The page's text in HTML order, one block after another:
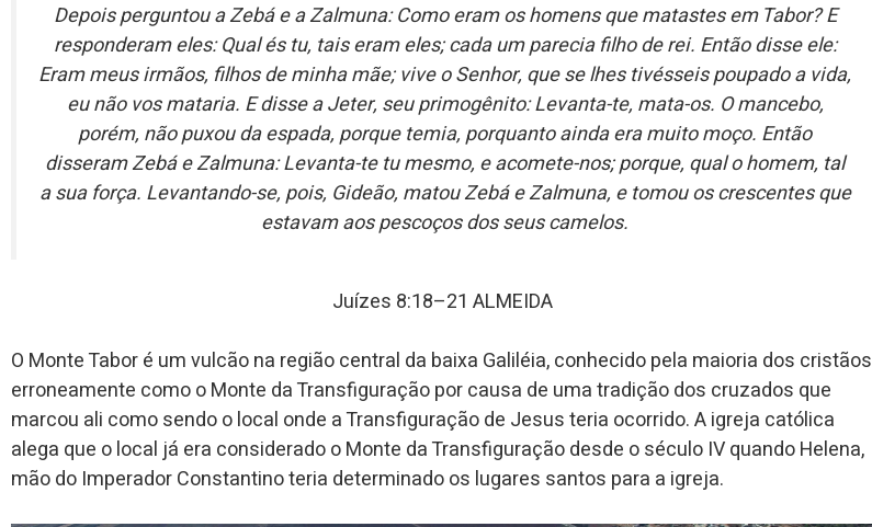
Depois perguntou a Zebá e a Zalmuna: Como eram os homens que matastes em Tabor? E
responderam eles: Qual és tu, tais eram eles; cada um parecia filho de rei. Então disse ele:
Eram meus irmãos, filhos de minha mãe; vive o Senhor, que se lhes tivésseis poupado a vida,
eu não vos mataria. E disse a Jeter, seu primogênito: Levanta-te, mata-os. O mancebo,
porém, não puxou da espada, porque temia, porquanto ainda era muito moço. Então
disseram Zebá e Zalmuna: Levanta-te tu mesmo, e acomete-nos; porque, qual o homem, tal
a sua força. Levantando-se, pois, Gideão, matou Zebá e Zalmuna, e tomou os crescentes que
estavam aos pescoços dos seus camelos.
Juízes 8:18–21 ALMEIDA
O Monte Tabor é um vulcão na região central da baixa Galiléia, conhecido pela maioria dos cristãos
erroneamente como o Monte da Transfiguração por causa de uma tradição dos cruzados que
marcou ali como sendo o local onde a Transfiguração de Jesus teria ocorrido. A igreja católica
alega que o local já era considerado o Monte da Transfiguração desde o século IV quando Helena,
mão do Imperador Constantino teria determinado os lugares santos para a igreja.